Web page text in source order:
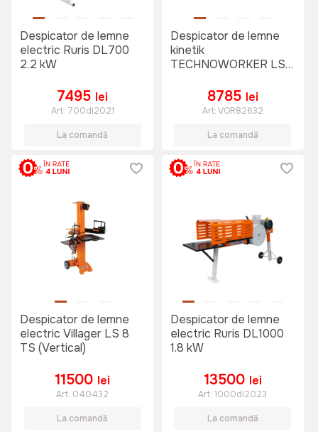
Despicator de lemne
electric Ruris DL700
2.2 kW
7495 lei
Art: 700dl2021
La comandă
Despicator de lemne
kinetik
TECHNOWORKER LS
8785 lei
Art:VOR82632
La comandă
Despicator de lemne
electric Villager LS 8
TS (Vertical)
11500 lei
Art: 040432
La comandă
Despicator de lemne
electric Ruris DL1000
1.8 kW
13500 lei
Art: 1000dl2023
La comandă